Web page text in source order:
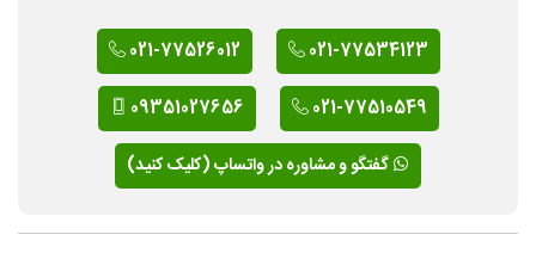
021-77534123
021-77526012
021-77510549
09351027656
گفتگو و مشاوره در واتساپ (کلیک کنید)